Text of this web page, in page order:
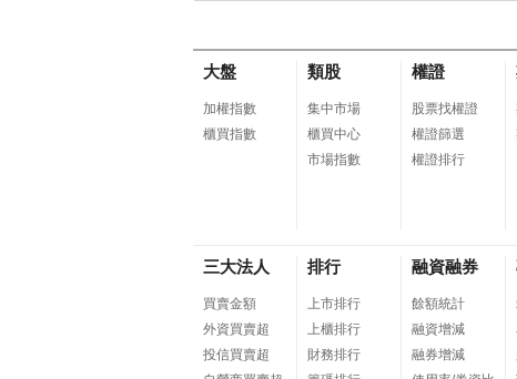
大盤
加權指數
櫃買指數
類股
集中市場
櫃買中心
市場指數
權證
股票找權證
權證篩選
權證排行
三大法人
買賣金額
外資買賣超
投信買賣超
排行
上市排行
上櫃排行
財務排行
融資融券
餘額統計
融資增減
融券增減